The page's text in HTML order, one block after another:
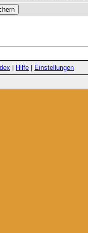
Hilfe
Einstellungen